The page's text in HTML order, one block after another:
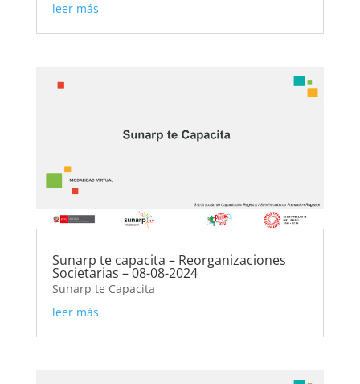
leer más
Sunarp te capacita – Reorganizaciones
Societarias – 08-08-2024
Sunarp te Capacita
leer más